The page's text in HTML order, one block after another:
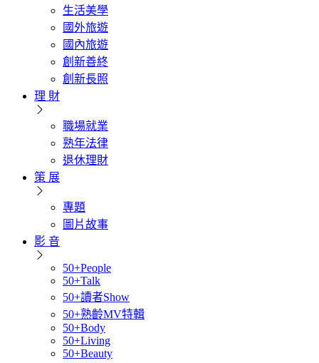
生活美學
國外旅遊
國內旅遊
創新善終
創新長照
理 財
職場就業
熟年法律
退休理財
策 展
專題
圖片故事
影 音
50+People
50+Talk
50+讀者Show
50+熟齡MV特輯
50+Body
50+Living
50+Beauty